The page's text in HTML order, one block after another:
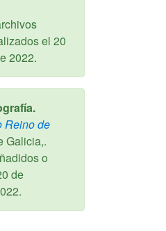
el 20
2022.
Reino de
Galicia,.
o
de
.